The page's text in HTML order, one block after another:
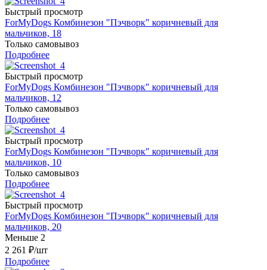
Быстрый просмотр
ForMyDogs Комбинезон "Пэчворк" коричневый для
мальчиков, 18
Только самовывоз
Подробнее
Быстрый просмотр
ForMyDogs Комбинезон "Пэчворк" коричневый для
мальчиков, 12
Только самовывоз
Подробнее
Быстрый просмотр
ForMyDogs Комбинезон "Пэчворк" коричневый для
мальчиков, 10
Только самовывоз
Подробнее
Быстрый просмотр
ForMyDogs Комбинезон "Пэчворк" коричневый для
мальчиков, 20
Меньше 2
2 261 ₽/шт
Подробнее